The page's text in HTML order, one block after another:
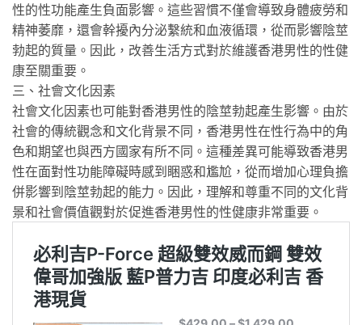
性的性功能產生負面影響。這些習慣不僅會導致身體疲勞和
精神萎靡，還會幹擾內分泌繫統和血液循環，從而影響陰莖
勃起的質量。因此，改善生活方式對於維護香港男性的性健
康至關重要。
三、社會文化因素
社會文化因素也可能對香港男性的陰莖勃起產生影響。由於
社會的傳統觀念和文化背景不同，香港男性在性行為中的角
色和期望也與西方國家有所不同。這種差異可能導致香港男
性在面對性功能障礙時感到睏惑和尷尬，從而增加心理負擔
併影響到陰莖勃起的能力。因此，理解和尊重不同的文化背
景和社會價值觀對於促進香港男性的性健康非常重要。